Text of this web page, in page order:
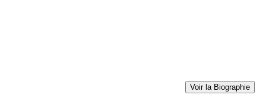
Voir la Biographie